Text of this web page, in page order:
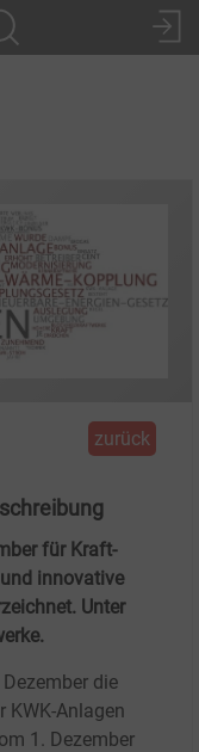
zurück
für Kraft-
innovative
Unter
die
KWK-Anlagen
1.
Dezember